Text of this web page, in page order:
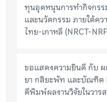
ทุนอุดหนุนการทำกิจกร
และนวัตกรรม ภายใต้คว
ไทย-เกาหลี (NRCT-
ขอแสดงความยินดี กับ ผ
ยา กสิยะพัท และบัณฑิต
ตีพิมพ์ผลงานวิจัยในวาร